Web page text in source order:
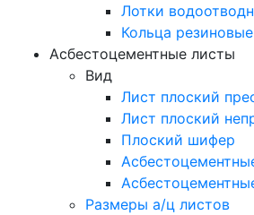
Лотки
Кольца резиновые
Асбестоцементные листы
Вид
Лист плоский
Лист плоский
Плоский шифер
Размеры а/ц листов